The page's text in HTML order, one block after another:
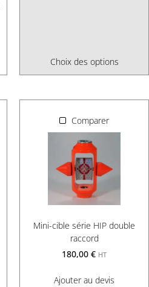
Choix des options
Comparer
Mini-cible série HIP double
raccord
180,00 € HT
Ajouter au devis